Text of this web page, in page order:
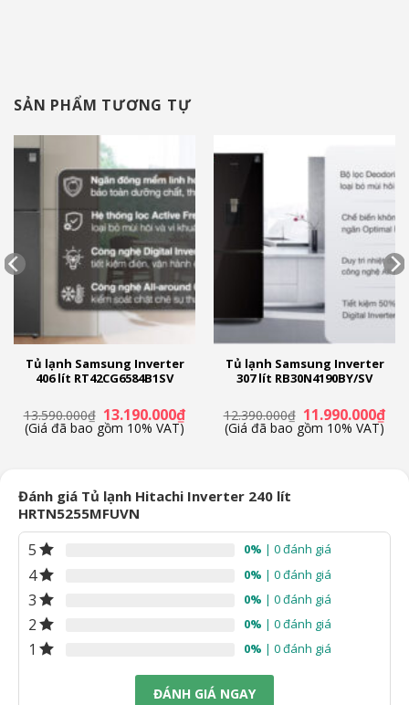
SẢN PHẨM TƯƠNG TỰ
Tủ lạnh Samsung Inverter
406 lít RT42CG6584B1SV
13.590.000₫ Giá
gốc
là:
13.190.000₫Giá
(Giá đã bao gồm 10% VAT)
Tủ lạnh Samsung Inverter
307 lít RB30N4190BY/SV
12.390.000₫ Giá
gốc
là:
11.990.000₫Giá
(Giá đã bao gồm 10% VAT)
Đánh giá Tủ lạnh Hitachi Inverter 240 lít
HRTN5255MFUVN
5 0% | 0 đánh giá
4 0% | 0 đánh giá
3 0% | 0 đánh giá
2 0% | 0 đánh giá
1 0% | 0 đánh giá
ĐÁNH GIÁ NGAY